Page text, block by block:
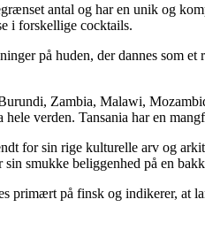
antal og har en unik og
i forskellige cocktails.
på huden, der dannes som
Zambia, Malawi,
verden. Tansania har en
for sin rige kulturelle arv og
smukke beliggenhed på en
primært på finsk og indikerer, at